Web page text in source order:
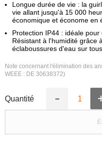
Longue durée de vie : la
vie allant jusqu'à 15 000
économique et économe en
Protection IP44 : idéale
Résistant à l'humidité grâce
éclaboussures d'eau sur
Note concernant l'élimination des
WEEE : DE 30638372)
Quantité
Réduire
la